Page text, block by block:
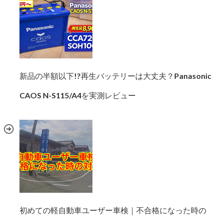
新品の半額以下!?再生バッテリーは大丈夫？Panasonic
CAOS N-S115/A4を実測レビュー
初めての軽自動車ユーザー車検｜不合格になった時の